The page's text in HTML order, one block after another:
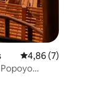
Évaluation moyenne
4,86 (7)